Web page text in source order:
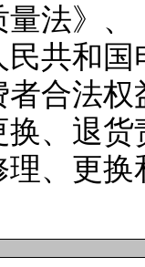
量法》
共和
合法
、退
、更